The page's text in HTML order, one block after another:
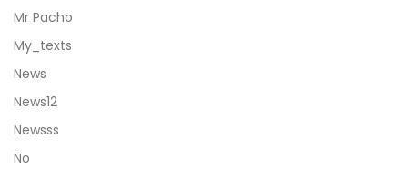
Mr Pacho
My_texts
News
News12
Newsss
No